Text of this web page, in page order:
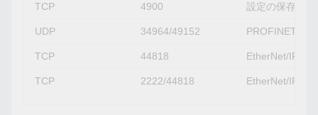
TCP 4900 設定の保存、
UDP 34964/49152 PROFINETポ
TCP 44818 EtherNet/IP接続
TCP 2222/44818 EtherNet/IPメ